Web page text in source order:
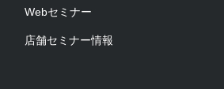
Webセミナー
店舗セミナー情報